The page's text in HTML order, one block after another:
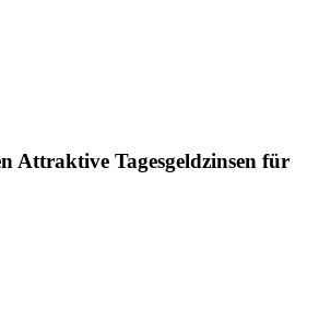
Attraktive Tagesgeldzinsen für